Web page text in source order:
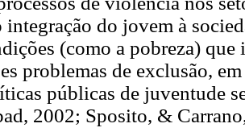
integração do jovem à
(como a pobreza)
problemas de exclusão,
públicas de juventude
2002; Sposito, &